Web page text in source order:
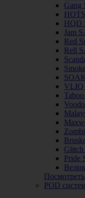
Gang
HQD
Jam
Red
Rell
VLIQ
Glitch
Pride
POD